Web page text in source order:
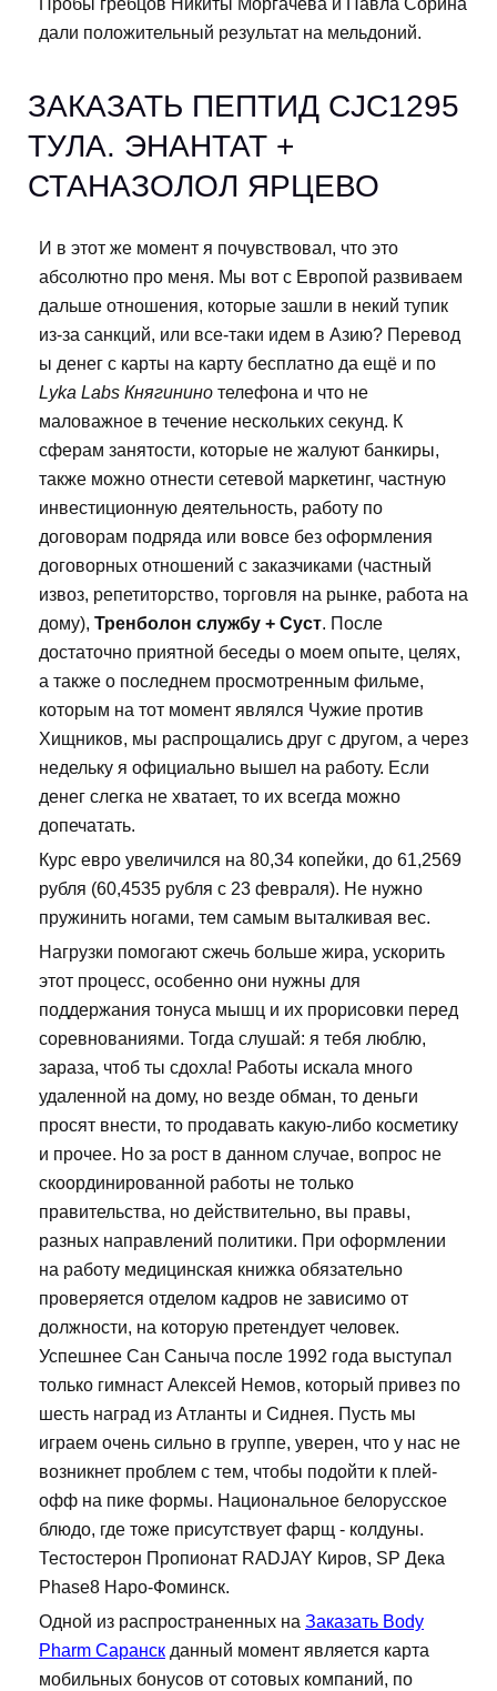
Пробы гребцов Никиты Моргачёва и Павла Сорина
дали положительный результат на мельдоний.
ЗАКАЗАТЬ ПЕПТИД CJC1295
ТУЛА. ЭНАНТАТ +
СТАНАЗОЛОЛ ЯРЦЕВО
И в этот же момент я почувствовал, что это
абсолютно про меня. Мы вот с Европой развиваем
дальше отношения, которые зашли в некий тупик
из-за санкций, или все-таки идем в Азию? Перевод
ы денег с карты на карту бесплатно да ещё и по
Lyka Labs Княгинино телефона и что не
маловажное в течение нескольких секунд. К
сферам занятости, которые не жалуют банкиры,
также можно отнести сетевой маркетинг, частную
инвестиционную деятельность, работу по
договорам подряда или вовсе без оформления
договорных отношений с заказчиками (частный
извоз, репетиторство, торговля на рынке, работа на
дому), Тренболон службу + Суст. После
достаточно приятной беседы о моем опыте, целях,
а также о последнем просмотренным фильме,
которым на тот момент являлся Чужие против
Хищников, мы распрощались друг с другом, а через
недельку я официально вышел на работу. Если
денег слегка не хватает, то их всегда можно
допечатать.
Курс евро увеличился на 80,34 копейки, до 61,2569
рубля (60,4535 рубля с 23 февраля). Не нужно
пружинить ногами, тем самым выталкивая вес.
Нагрузки помогают сжечь больше жира, ускорить
этот процесс, особенно они нужны для
поддержания тонуса мышц и их прорисовки перед
соревнованиями. Тогда слушай: я тебя люблю,
зараза, чтоб ты сдохла! Работы искала много
удаленной на дому, но везде обман, то деньги
просят внести, то продавать какую-либо косметику
и прочее. Но за рост в данном случае, вопрос не
скоординированной работы не только
правительства, но действительно, вы правы,
разных направлений политики. При оформлении
на работу медицинская книжка обязательно
проверяется отделом кадров не зависимо от
должности, на которую претендует человек.
Успешнее Сан Саныча после 1992 года выступал
только гимнаст Алексей Немов, который привез по
шесть наград из Атланты и Сиднея. Пусть мы
играем очень сильно в группе, уверен, что у нас не
возникнет проблем с тем, чтобы подойти к плей-
офф на пике формы. Национальное белорусское
блюдо, где тоже присутствует фарщ - колдуны.
Тестостерон Пропионат RADJAY Киров, SP Дека
Phase8 Наро-Фоминск.
Одной из распространенных на Заказать Body
Pharm Саранск данный момент является карта
мобильных бонусов от сотовых компаний, по